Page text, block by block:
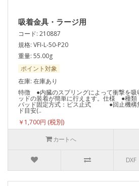
吸着金具・ラージ用
コード: 210887
規格: VFI-L-50-P20
重量: 55.00g
ポイント対象
在庫: 在庫あり
特徴 ●内臓のスプリングによって衝撃
ッドの装着が簡単に行えます。仕様 ●
パッド固定方式：ビス止式 ●回止機
ド目安(..
￥1,700円
カートへ
DXF